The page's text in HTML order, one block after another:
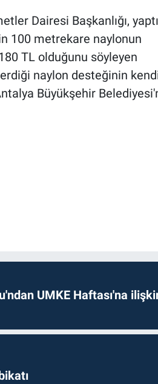
Dairesi Başkanlığı,
100 metrekare naylonun
TL olduğunu söyleyen
naylon desteğinin
Büyükşehir
UMKE Haftası'na